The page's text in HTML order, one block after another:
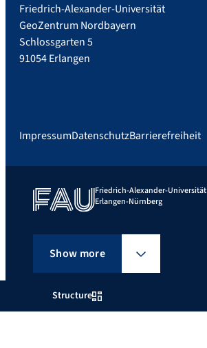
Structure
Friedrich-Alexander-Universität
GeoZentrum Nordbayern
Schlossgarten 5
91054 Erlangen
ImpressumDatenschutzBarrierefreiheit
Friedrich-Alexander-Universität
Erlangen-Nürnberg
Show more